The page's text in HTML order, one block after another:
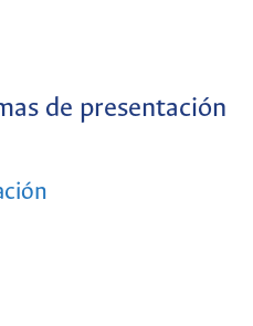
de presentación